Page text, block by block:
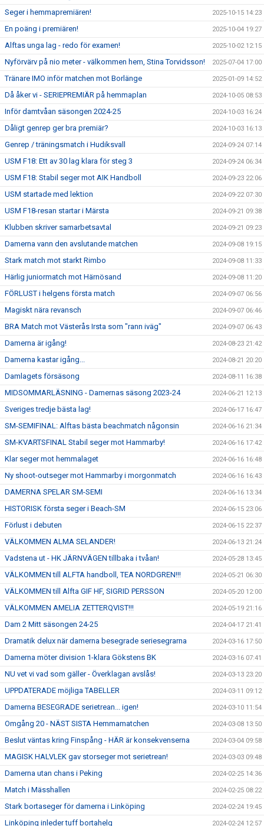
Seger i hemmapremiären! 2025-10-15 14:23
En poäng i premiären! 2025-10-04 19:27
Alftas unga lag - redo för examen! 2025-10-02 12:15
Nyförvärv på nio meter - välkommen hem, Stina Torvidsson! 2025-07-04 17:00
Tränare IMO inför matchen mot Borlänge 2025-01-09 14:52
Då åker vi - SERIEPREMIÄR på hemmaplan 2024-10-05 08:53
Inför damtvåan säsongen 2024-25 2024-10-03 16:24
Dåligt genrep ger bra premiär? 2024-10-03 16:13
Genrep / träningsmatch i Hudiksvall 2024-09-24 07:14
USM F18: Ett av 30 lag klara för steg 3 2024-09-24 06:34
USM F18: Stabil seger mot AIK Handboll 2024-09-23 22:06
USM startade med lektion 2024-09-22 07:30
USM F18-resan startar i Märsta 2024-09-21 09:38
Klubben skriver samarbetsavtal 2024-09-21 09:23
Damerna vann den avslutande matchen 2024-09-08 19:15
Stark match mot starkt Rimbo 2024-09-08 11:33
Härlig juniormatch mot Härnösand 2024-09-08 11:20
FÖRLUST i helgens första match 2024-09-07 06:56
Magiskt nära revansch 2024-09-07 06:46
BRA Match mot Västerås Irsta som "rann iväg" 2024-09-07 06:43
Damerna är igång! 2024-08-23 21:42
Damerna kastar igång... 2024-08-21 20:20
Damlagets försäsong 2024-08-11 16:38
MIDSOMMARLÄSNING - Damernas säsong 2023-24 2024-06-21 12:13
Sveriges tredje bästa lag! 2024-06-17 16:47
SM-SEMIFINAL: Alftas bästa beachmatch någonsin 2024-06-16 21:34
SM-KVARTSFINAL Stabil seger mot Hammarby! 2024-06-16 17:42
Klar seger mot hemmalaget 2024-06-16 16:48
Ny shoot-outseger mot Hammarby i morgonmatch 2024-06-16 16:43
DAMERNA SPELAR SM-SEMI 2024-06-16 13:34
HISTORISK första seger i Beach-SM 2024-06-15 23:06
Förlust i debuten 2024-06-15 22:37
VÄLKOMMEN ALMA SELANDER! 2024-06-13 21:24
Vadstena ut - HK JÄRNVÄGEN tillbaka i tvåan! 2024-05-28 13:45
VÄLKOMMEN till ALFTA handboll, TEA NORDGREN!!! 2024-05-21 06:30
VÄLKOMMEN till Alfta GIF HF, SIGRID PERSSON 2024-05-20 12:00
VÄLKOMMEN AMELIA ZETTERQVIST!!! 2024-05-19 21:16
Dam 2 Mitt säsongen 24-25 2024-04-17 21:41
Dramatik delux när damerna besegrade seriesegrarna 2024-03-16 17:50
Damerna möter division 1-klara Gökstens BK 2024-03-16 07:41
NU vet vi vad som gäller - Överklagan avslås! 2024-03-13 23:20
UPPDATERADE möjliga TABELLER 2024-03-11 09:12
Damerna BESEGRADE serietrean... igen! 2024-03-10 11:54
Omgång 20 - NÄST SISTA Hemmamatchen 2024-03-08 13:50
Beslut väntas kring Finspång - HÄR är konsekvenserna 2024-03-04 09:58
MAGISK HALVLEK gav storseger mot serietrean! 2024-03-03 09:48
Damerna utan chans i Peking 2024-02-25 14:36
Match i Mässhallen 2024-02-25 08:22
Stark bortaseger för damerna i Linköping 2024-02-24 19:45
Linköping inleder tuff bortahelg 2024-02-24 12:57